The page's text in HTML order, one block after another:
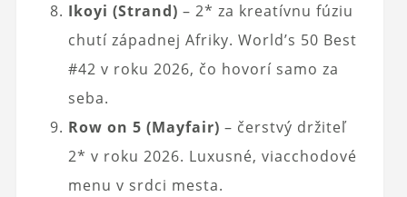
Ikoyi (Strand) – 2* za kreatívnu fúziu
chutí západnej Afriky. World’s 50 Best
#42 v roku 2026, čo hovorí samo za
seba.
Row on 5 (Mayfair) – čerstvý držiteľ
2* v roku 2026. Luxusné, viacchodové
menu v srdci mesta.